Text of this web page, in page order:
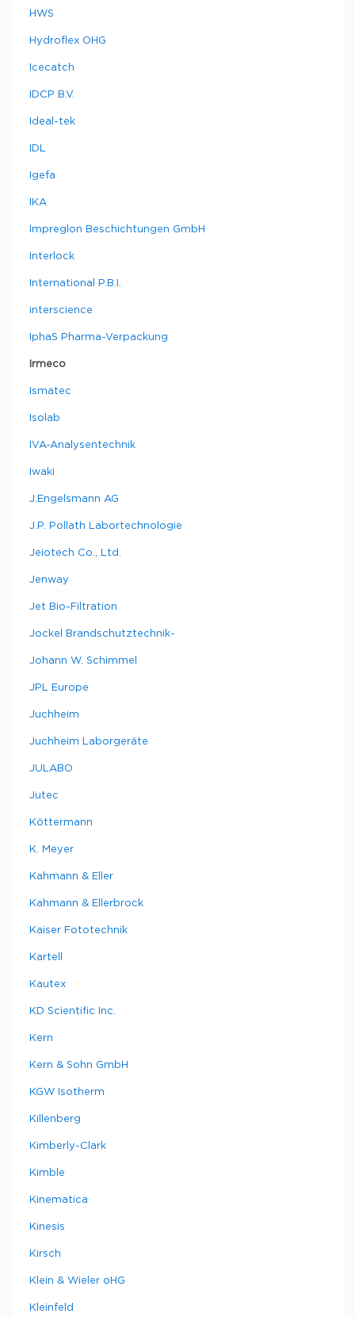
HWS
Hydroflex OHG
Icecatch
IDCP B.V.
Ideal-tek
IDL
Igefa
IKA
Impreglon Beschichtungen GmbH
Interlock
International P.B.I.
interscience
IphaS Pharma-Verpackung
Irmeco
Ismatec
Isolab
IVA-Analysentechnik
Iwaki
J.Engelsmann AG
J.P. Pollath Labortechnologie
Jeiotech Co., Ltd.
Jenway
Jet Bio-Filtration
Jockel Brandschutztechnik-
Johann W. Schimmel
JPL Europe
Juchheim
Juchheim Laborgeräte
JULABO
Jutec
Köttermann
K. Meyer
Kahmann & Eller
Kahmann & Ellerbrock
Kaiser Fototechnik
Kartell
Kautex
KD Scientific Inc.
Kern
Kern & Sohn GmbH
KGW Isotherm
Killenberg
Kimberly-Clark
Kimble
Kinematica
Kinesis
Kirsch
Klein & Wieler oHG
Kleinfeld